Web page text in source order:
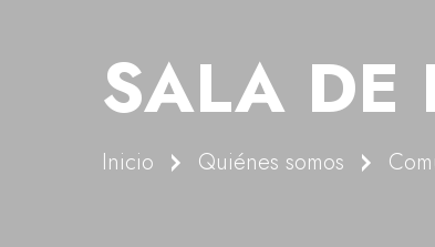
SALA DE
Inicio Quiénes somos